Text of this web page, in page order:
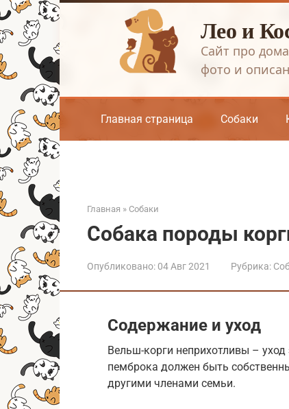
Перейти
к
контенту
Лео и
Сайт про
фото и
Главная страница Собаки
Главная » Собаки
Собака породы
Опубликовано: 04 Авг 2021 Рубрика:
Содержание и уход
Вельш-корги неприхотливы –
пемброка должен быть
другими членами семьи.